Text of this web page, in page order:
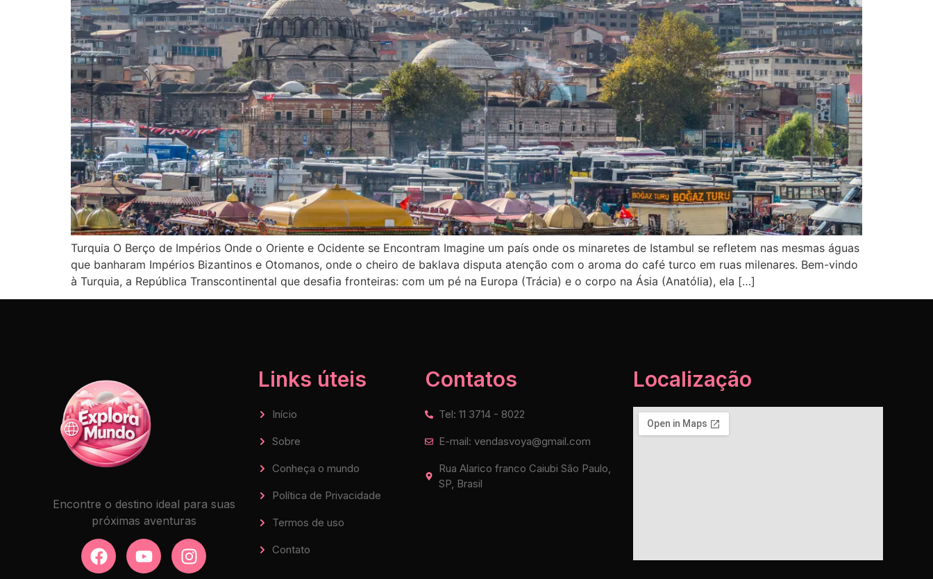
Turquia O Berço de Impérios Onde o Oriente e Ocidente se Encontram Imagine um país onde os minaretes de Istambul se refletem nas mesmas águas
que banharam Impérios Bizantinos e Otomanos, onde o cheiro de baklava disputa atenção com o aroma do café turco em ruas milenares. Bem-vindo
à Turquia, a República Transcontinental que desafia fronteiras: com um pé na Europa (Trácia) e o corpo na Ásia (Anatólia), ela […]
Encontre o destino ideal para suas
próximas aventuras
Links úteis
Início
Sobre
Conheça o mundo
Política de Privacidade
Termos de uso
Contato
Contatos
Tel: 11 3714 - 8022
E-mail: vendasvoya@gmail.com
Rua Alarico franco Caiubi São Paulo,
SP, Brasil
Localização